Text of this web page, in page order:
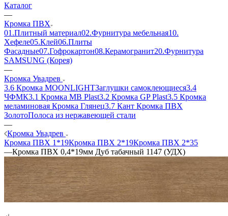
Каталог
—
Кромка ПВХ
01.Плитный материал02.Фурнитура мебельная10.
Хефеле05.Клей06.Плиты
Фасадные07.Гофрокартон08.Керамогранит20.Фурнитура
SAMSUNG (Корея)
—
Кромка Увадрев
3.6 Кромка MOONLIGHTЗаглушки самоклеющиеся3.4
ЧФМК3.1 Кромка MB Plast3.2 Кромка GP Plast3.5 Кромка
меламиновая Кромка Глянец3.7 Кант Кромка ПВХ
ЗолотоПолоса из нержавеющей стали
—
Кромка Увадрев
Кромка ПВХ 1*19Кромка ПВХ 2*19Кромка ПВХ 2*35
—Кромка ПВХ 0,4*19мм Дуб табачный 1147 (УДХ)